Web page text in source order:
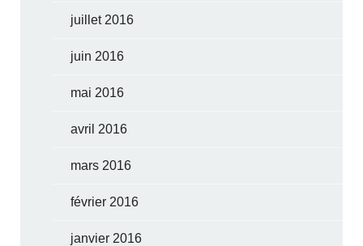
juillet 2016
juin 2016
mai 2016
avril 2016
mars 2016
février 2016
janvier 2016